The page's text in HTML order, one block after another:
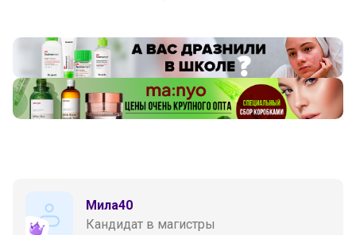
Мила40
Кандидат в магистры